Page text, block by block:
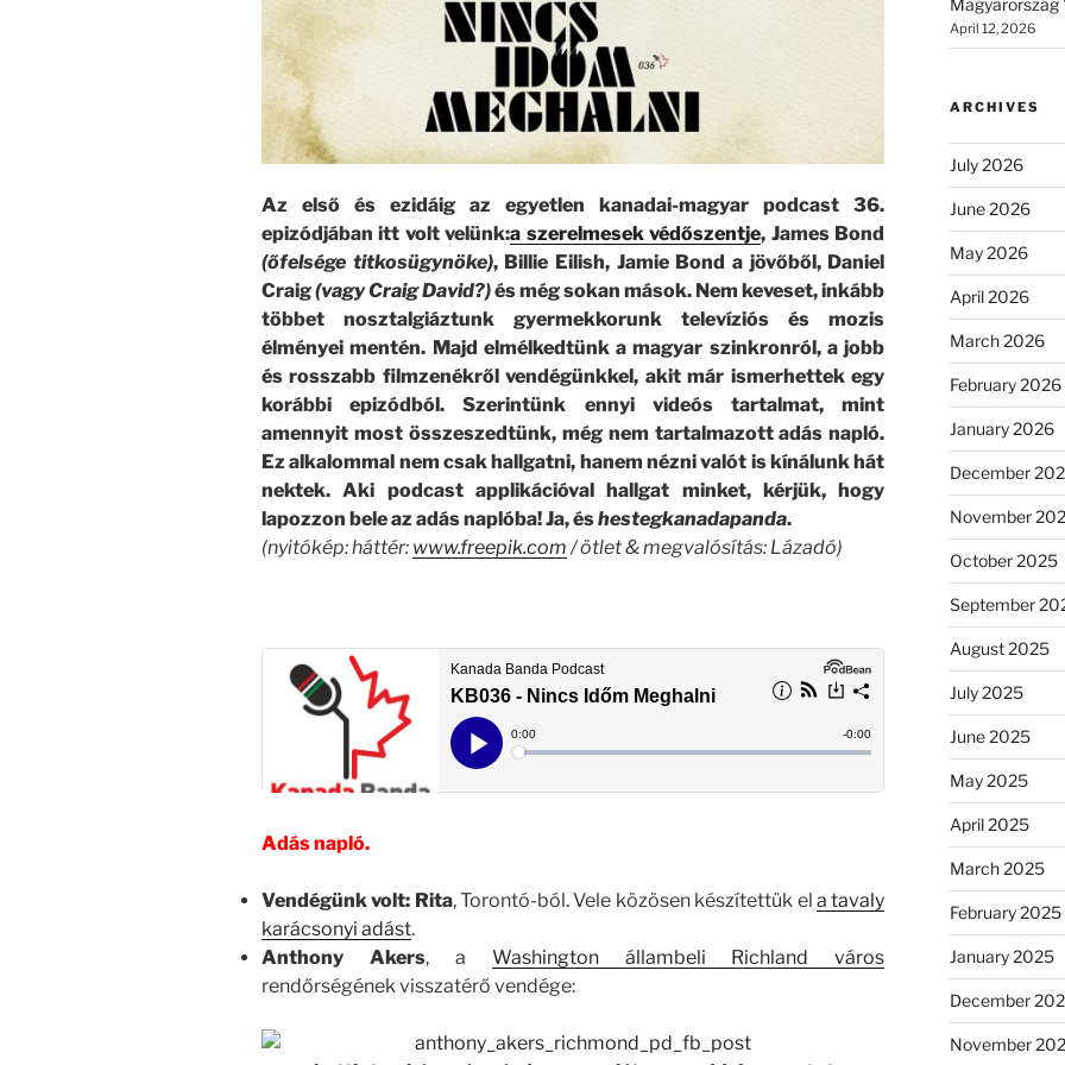
Az első és ezidáig az egyetlen kanadai-magyar podcast 36.
epizódjában itt volt velünk:a szerelmesek védőszentje, James Bond
(őfelsége titkosügynöke), Billie Eilish, Jamie Bond a jövőből, Daniel
Craig(vagy Craig David?)és még sokan mások. Nem keveset, inkább
többet nosztalgiáztunk gyermekkorunk televíziós és mozis
élményei mentén. Majd elmélkedtünk a magyar szinkronról, a jobb
és rosszabb filmzenékről vendégünkkel, akit már ismerhettek egy
korábbi epizódból. Szerintünk ennyi videós tartalmat, mint
amennyit most összeszedtünk, még nem tartalmazott adás napló.
Ez alkalommal nem csak hallgatni, hanem nézni valót is kínálunk hát
nektek. Aki podcast applikációval hallgat minket, kérjük, hogy
lapozzon bele az adás naplóba! Ja, éshestegkanadapanda.
(nyitókép: háttér: www.freepik.com / ötlet & megvalósítás: Lázadó)
Adás napló.
Vendégünk volt: Rita, Torontó-ból. Vele közösen készítettük el a tavaly
karácsonyi adást.
Anthony Akers, a Washington állambeli Richland város
rendőrségének visszatérő vendége:
April 12, 2026
ARCHIVES
July 2026
June 2026
May 2026
April 2026
March 2026
February 2026
January 2026
December
November
October 2025
September
August 2025
July 2025
June 2025
May 2025
April 2025
March 2025
February 2025
January 2025
December
November